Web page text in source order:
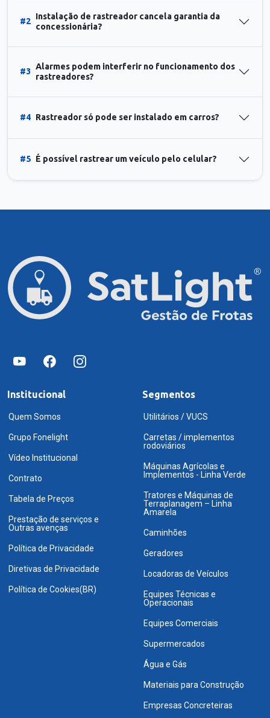
#2
Instalação de rastreador cancela garantia da
concessionária?
#3
Alarmes podem interferir no funcionamento dos
rastreadores?
#4 Rastreador só pode ser instalado em carros?
#5 É possível rastrear um veículo pelo celular?
Institucional
Quem Somos
Grupo Fonelight
Vídeo Institucional
Contrato
Tabela de Preços
Prestação de serviços e
Outras avenças
Política de Privacidade
Diretivas de Privacidade
Política de Cookies(BR)
Segmentos
Utilitários / VUCS
Carretas / implementos
rodoviários
Máquinas Agrícolas e
Implementos - Linha Verde
Tratores e Máquinas de
Terraplanagem – Linha
Amarela
Caminhões
Geradores
Locadoras de Veículos
Equipes Técnicas e
Operacionais
Equipes Comerciais
Supermercados
Água e Gás
Materiais para Construção
Empresas Concreteiras